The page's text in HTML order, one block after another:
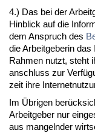
4.) Das bei der
Hin­blick auf die
dem An­spruch des
die Ar­beit­ge­be­rin
Rah­men nutzt, steht
an­schluss zur
zeit ih­re
Im Übri­gen
Ar­beit­ge­ber nur
aus man­geln­der